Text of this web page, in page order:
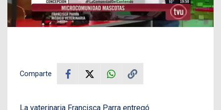
Comparte
La vaterinaria Francisca Parra entregó